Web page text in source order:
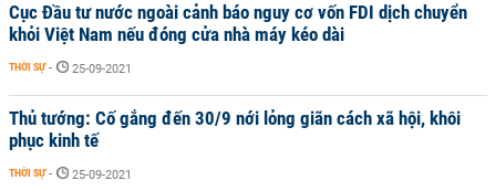
Cục Đầu tư nước ngoài cảnh báo nguy cơ vốn FDI dịch chuyển
khỏi Việt Nam nếu đóng cửa nhà máy kéo dài
THỜI SỰ - 25-09-2021
Thủ tướng: Cố gắng đến 30/9 nới lỏng giãn cách xã hội, khôi
phục kinh tế
THỜI SỰ - 25-09-2021